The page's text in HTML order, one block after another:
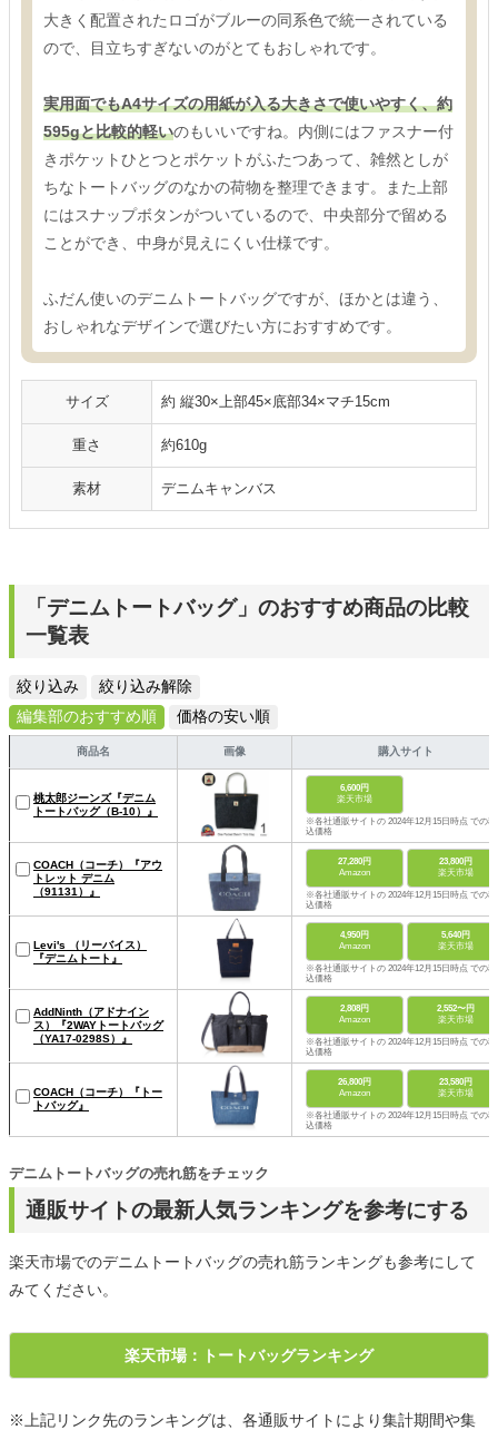
大きく配置されたロゴがブルーの同系色で統一されている
ので、目立ちすぎないのがとてもおしゃれです。
実用面でもA4サイズの用紙が入る大きさで使いやすく、約
595gと比較的軽いのもいいですね。内側にはファスナー付
きポケットひとつとポケットがふたつあって、雑然としが
ちなトートバッグのなかの荷物を整理できます。また上部
にはスナップボタンがついているので、中央部分で留める
ことができ、中身が見えにくい仕様です。
ふだん使いのデニムトートバッグですが、ほかとは違う、
おしゃれなデザインで選びたい方におすすめです。
サイズ 約 縦30×上部45×底部34×マチ15cm
重さ 約610g
素材 デニムキャンバス
「デニムトートバッグ」のおすすめ商品の比較
一覧表
絞り込み
絞り込み解除
編集部のおすすめ順
価格の安い順
商品名 画像 購入サイト
桃太郎ジーンズ『デニム
トートバッグ（B-10）』
6,600円
楽天市場
※各社通販サイトの 2024年12月15日時点 での税
込価格
COACH（コーチ）『アウ
トレット デニム
（91131）』
27,280円
Amazon
23,800円
楽天市場
※各社通販サイトの 2024年12月15日時点 での税
込価格
Levi's （リーバイス）
『デニムトート』
4,950円
Amazon
5,640円
楽天市場
※各社通販サイトの 2024年12月15日時点 での税
込価格
AddNinth（アドナイン
ス）『2WAYトートバッグ
（YA17-0298S）』
2,808円
Amazon
2,552〜円
楽天市場
※各社通販サイトの 2024年12月15日時点 での税
込価格
COACH（コーチ）『トー
トバッグ』
26,800円
Amazon
23,580円
楽天市場
※各社通販サイトの 2024年12月15日時点 での税
込価格
通販サイトの最新人気ランキングを参考にする
デニムトートバッグの売れ筋をチェック
楽天市場でのデニムトートバッグの売れ筋ランキングも参考にして
みてください。
楽天市場：トートバッグランキング
※上記リンク先のランキングは、各通販サイトにより集計期間や集